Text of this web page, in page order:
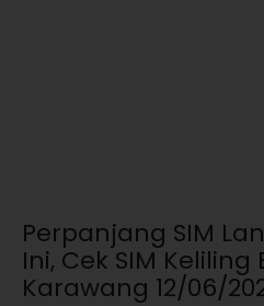
Perpanjang SIM
Ini, Cek SIM
Karawang 12/06/